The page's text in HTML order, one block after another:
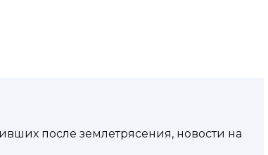
после землетрясения, новости на